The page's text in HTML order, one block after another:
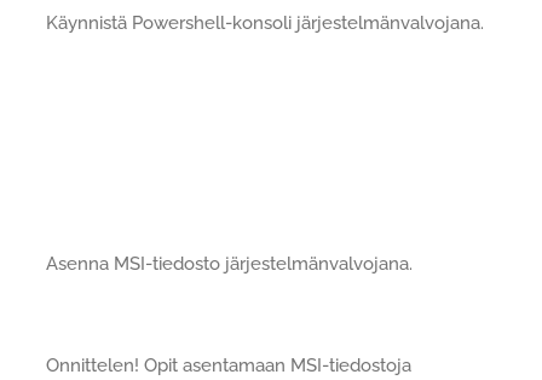
Käynnistä Powershell-konsoli järjestelmänvalvojana.
Asenna MSI-tiedosto järjestelmänvalvojana.
Onnittelen! Opit asentamaan MSI-tiedostoja